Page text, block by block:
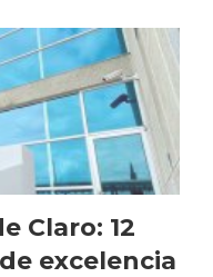
Claro: 12
excelencia